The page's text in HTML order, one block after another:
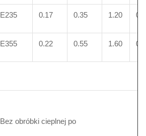
E235 0.17 0.35 1.20
E355 0.22 0.55 1.60
Bez obróbki cieplnej po